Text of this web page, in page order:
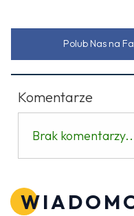
Polub Nas na
Komentarze
Brak